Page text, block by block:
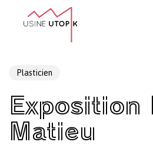
Panier
Plasticien
Exposition
Matieu